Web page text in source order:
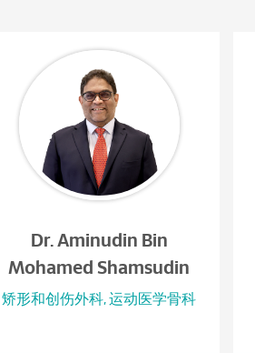
Dr. Aminudin Bin
Mohamed Shamsudin
矫形和创伤外科, 运动医学骨科